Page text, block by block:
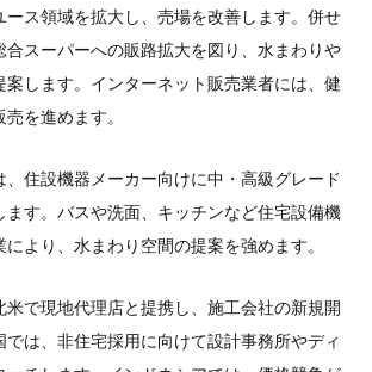
ース領域を拡大し、売場を改善します。併せ
合スーパーへの販路拡大を図り、水まわりや
案します。インターネット販売業者には、健
を進めます。
、住設機器メーカー向けに中・高級グレード
ます。バスや洗面、キッチンなど住宅設備機
より、水まわり空間の提案を強めます。
米で現地代理店と提携し、施工会社の新規開
は、非住宅採用に向けて設計事務所やディ